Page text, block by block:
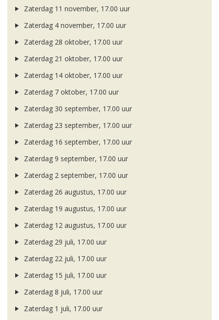
Zaterdag 11 november, 17.00 uur
Zaterdag 4 november, 17.00 uur
Zaterdag 28 oktober, 17.00 uur
Zaterdag 21 oktober, 17.00 uur
Zaterdag 14 oktober, 17.00 uur
Zaterdag 7 oktober, 17.00 uur
Zaterdag 30 september, 17.00 uur
Zaterdag 23 september, 17.00 uur
Zaterdag 16 september, 17.00 uur
Zaterdag 9 september, 17.00 uur
Zaterdag 2 september, 17.00 uur
Zaterdag 26 augustus, 17.00 uur
Zaterdag 19 augustus, 17.00 uur
Zaterdag 12 augustus, 17.00 uur
Zaterdag 29 juli, 17.00 uur
Zaterdag 22 juli, 17.00 uur
Zaterdag 15 juli, 17.00 uur
Zaterdag 8 juli, 17.00 uur
Zaterdag 1 juli, 17.00 uur